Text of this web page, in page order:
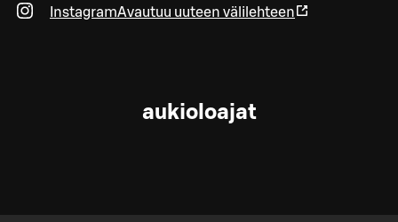
InstagramAvautuu uuteen välilehteen
aukioloajat